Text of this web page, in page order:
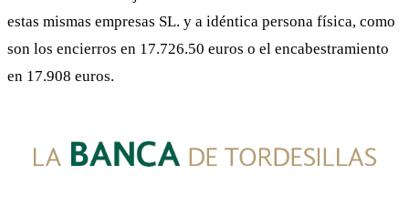
estas mismas empresas SL. y a idéntica persona física, como
son los encierros en 17.726.50 euros o el encabestramiento
en 17.908 euros.